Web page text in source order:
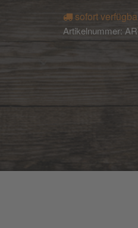
sofort
Artikelnummer: